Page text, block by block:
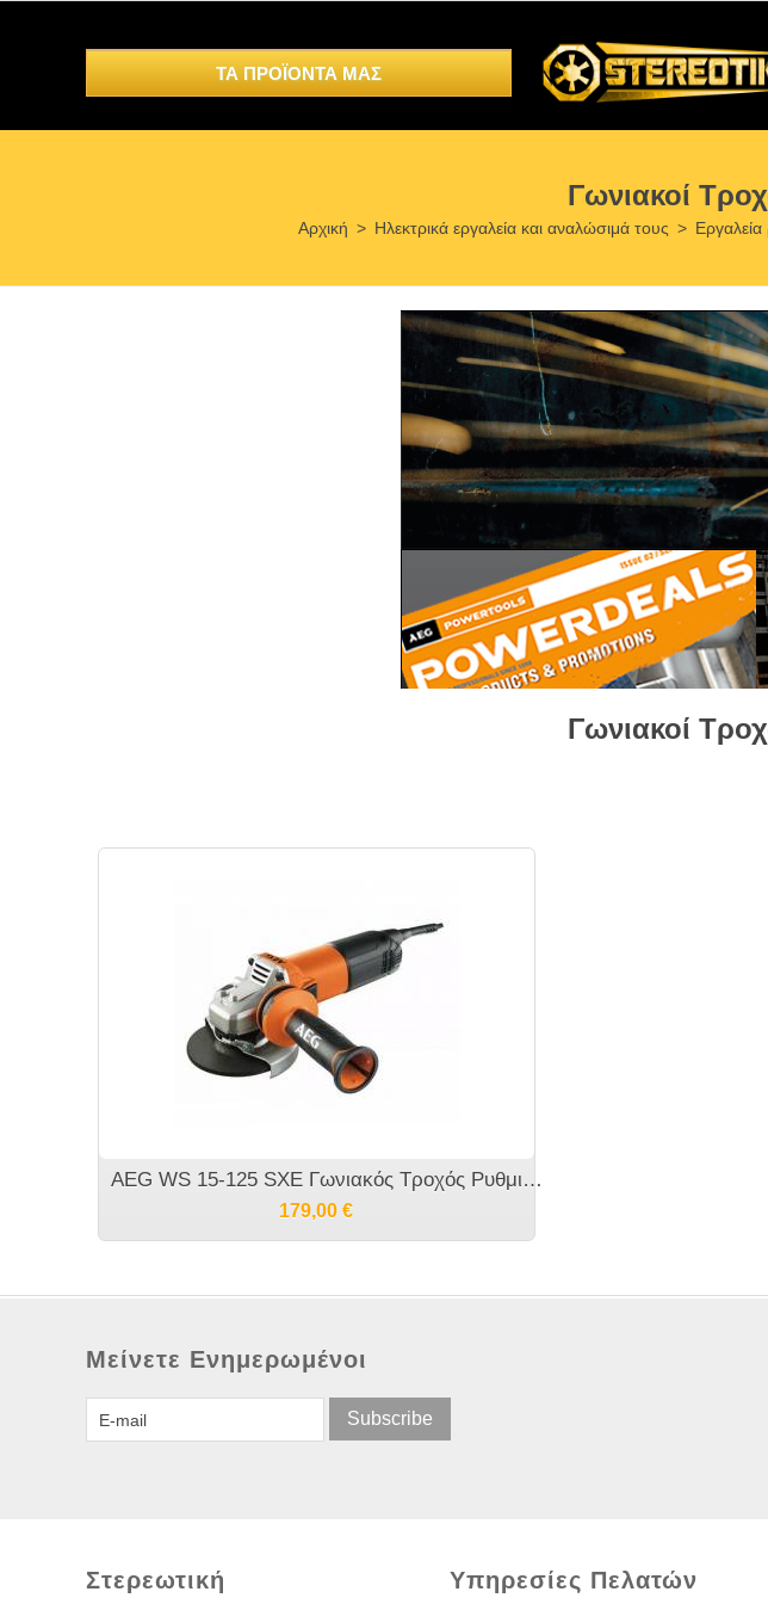
ΤΑ ΠΡΟΪΟΝΤΑ ΜΑΣ
Γωνιακοί
Αρχική > Ηλεκτρικά εργαλεία και αναλώσιμά τους >
Γωνιακοί
AEG WS 15-125 SXE Γωνιακός Τροχός Ρυθμιζόμενος 125mm
179,00 €
Μείνετε Ενημερωμένοι
Subscribe
Στερεωτική Υπηρεσίες Πελατών